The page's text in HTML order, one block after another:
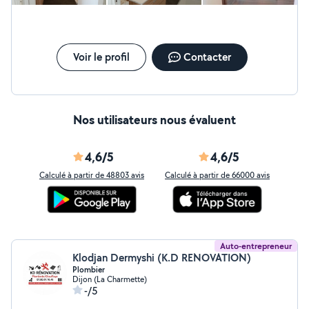
écoute et vous souhaite une très bonne journée.
Voir le profil Contacter
Nos utilisateurs nous évaluent
4,6/5
Calculé à partir de 48803 avis
4,6/5
Calculé à partir de 66000 avis
Auto-entrepreneur
Klodjan Dermyshi (K.D RENOVATION)
Plombier
Dijon (La Charmette)
-/5